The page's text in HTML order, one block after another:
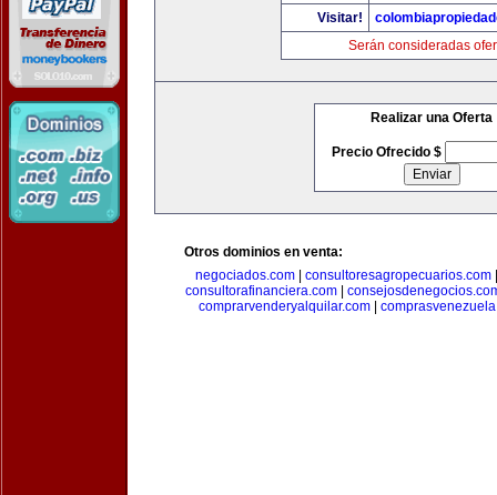
Visitar!
Serán consideradas
Realizar una Oferta
Precio Ofrecido $
Otros dominios en venta:
negociados.com
consultoresagropecuarios.com
consultorafinanciera.com|
comprarvenderyalquilar.com|